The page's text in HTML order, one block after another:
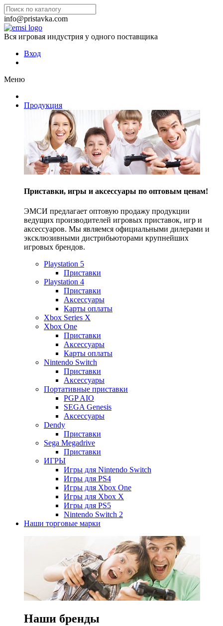
info@pristavka.com
Вся игровая индустрия у одного поставщика
Вход
Меню
Продукция
Приставки, игры и аксессуары по оптовым ценам!
ЭМСИ предлагает оптовую продажу продукции
ведущих производителей игровых приставок, игр и
аксессуаров. Мы являемся официальными дилерами и
эксклюзивными дистрибьюторами крупнейших
игровых брендов.
Playstation 5
Приставки
Playstation 4
Приставки
Аксессуары
Карты оплаты
Xbox Series X
Xbox One
Приставки
Аксессуары
Карты оплаты
Nintendo Switch
Приставки
Аксессуары
Портативные приставки
PGP AIO
SEGA Genesis
Аксессуары
Dendy
Приставки
Sega Megadrive
Приставки
ИГРЫ
Игры для Nintendo Switch
Игры для PS4
Игры для Xbox One
Игры для Xbox X
Игры для PS5
Nintendo Switch 2
Наши торговые марки
Наши бренды